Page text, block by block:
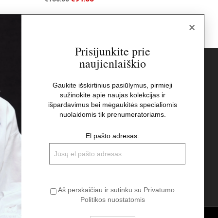
El pašto adresas:
Aš perskaičiau ir sutinku su Privatumo
Politikos nuostatomis
×
Prisijunkite prie
naujienlaiškio
Gaukite išskirtinius pasiūlymus, pirmieji
sužinokite apie naujas kolekcijas ir
išpardavimus bei mėgaukitės specialiomis
nuolaidomis tik prenumeratoriams.
El pašto adresas:
Aš perskaičiau ir sutinku su Privatumo
Politikos nuostatomis